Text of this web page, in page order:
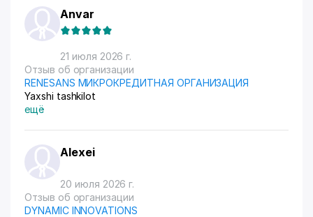
Anvar
21 июля 2026 г.
Отзыв об организации
RENESANS МИКРОКРЕДИТНАЯ ОРГАНИЗАЦИЯ
Yaxshi tashkilot
ещё
Alexei
20 июля 2026 г.
Отзыв об организации
DYNAMIC INNOVATIONS